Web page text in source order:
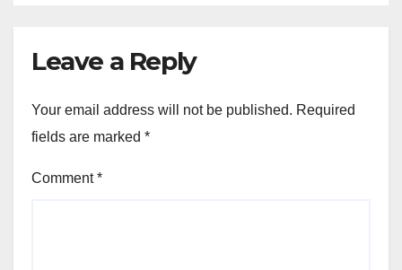
Leave a Reply
Your email address will not be published. Required
fields are marked *
Comment*